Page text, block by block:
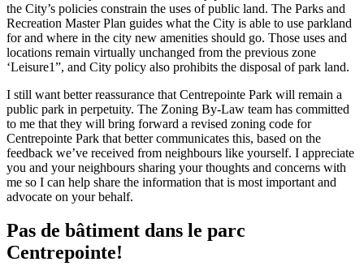
the City’s policies constrain the uses of public land. The Parks and
Recreation Master Plan guides what the City is able to use parkland
for and where in the city new amenities should go. Those uses and
locations remain virtually unchanged from the previous zone
‘Leisure1”, and City policy also prohibits the disposal of park land.
I still want better reassurance that Centrepointe Park will remain a
public park in perpetuity. The Zoning By-Law team has committed
to me that they will bring forward a revised zoning code for
Centrepointe Park that better communicates this, based on the
feedback we’ve received from neighbours like yourself. I appreciate
you and your neighbours sharing your thoughts and concerns with
me so I can help share the information that is most important and
advocate on your behalf.
Pas de bâtiment dans le parc
Centrepointe!